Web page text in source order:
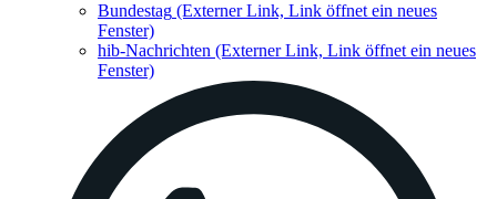
Bundestag (Externer Link, Link öffnet ein neues
Fenster)
hib-Nachrichten (Externer Link, Link öffnet ein neues
Fenster)